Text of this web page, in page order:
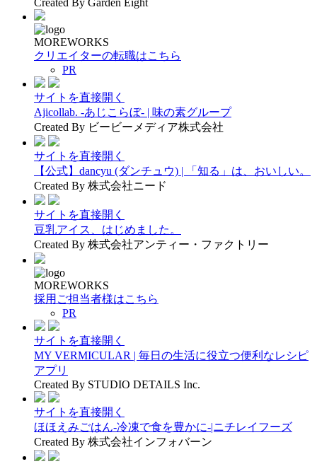
Created By Garden Eight
MOREWORKS
クリエイターの転職はこちら
PR
サイトを直接開く
Ajicollab. -あじこらぼ- | 味の素グループ
Created By ビービーメディア株式会社
サイトを直接開く
【公式】dancyu (ダンチュウ) | 「知る」は、おいしい。
Created By 株式会社ニード
サイトを直接開く
豆乳アイス、はじめました。
Created By 株式会社アンティー・ファクトリー
MOREWORKS
採用ご担当者様はこちら
PR
サイトを直接開く
MY VERMICULAR | 毎日の生活に役立つ便利なレシピ
アプリ
Created By STUDIO DETAILS Inc.
サイトを直接開く
ほほえみごはん-冷凍で食を豊かに-|ニチレイフーズ
Created By 株式会社インフォバーン